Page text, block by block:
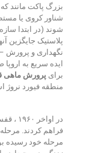
بزرگ پاکت مانند
شناور کروی یا
شوند (در ابتدا
پلاستیک جایگزین
نگهداری و پرورش –
ایده سریع به
برای پرورش ماهی
منطقه فیورد نروژ
در اواخر ۱۹۶۰ ، قفس ها امکان
فراهم کردند.
مرحله خود رسیده